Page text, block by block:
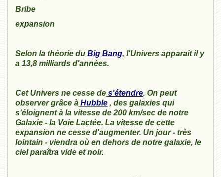
Bribe
expansion
Selon la théorie du Big Bang, l'Univers apparait il y
a 13,8 milliards d'années.
Cet Univers ne cesse de s'étendre. On peut
observer grâce à Hubble , des galaxies qui
s'éloignent à la vitesse de 200 km/sec de notre
Galaxie - la Voie Lactée. La vitesse de cette
expansion ne cesse d'augmenter. Un jour - très
lointain - viendra où en dehors de notre galaxie, le
ciel paraîtra vide et noir.